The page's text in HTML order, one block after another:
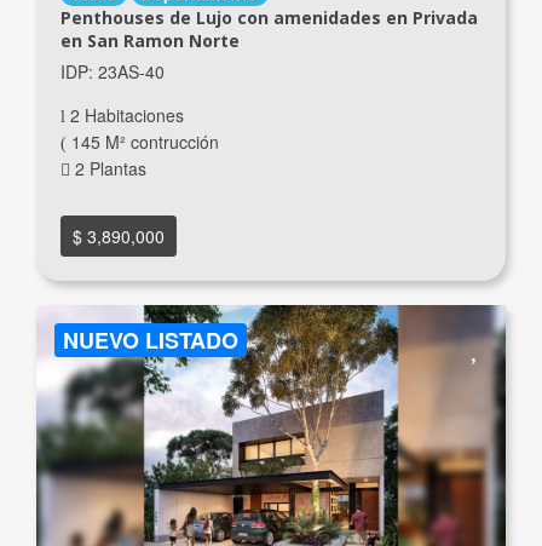
Penthouses de Lujo con amenidades en Privada
en San Ramon Norte
IDP: 23AS-40
2 Habitaciones
145 M² contrucción
2 Plantas
$ 3,890,000
NUEVO LISTADO